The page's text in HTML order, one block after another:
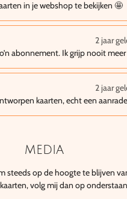
in je webshop te bekijken 🤩
2 jaar
abonnement. Ik grijp nooit
2 jaar
kaarten, echt een
media
steeds op de hoogte te blijven
volg mij dan op